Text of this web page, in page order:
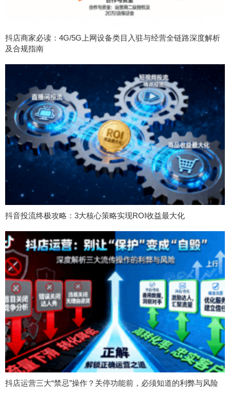
抖店商家必读：4G/5G上网设备类目入驻与经营全链路深度解析
及合规指南
抖音投流终极攻略：3大核心策略实现ROI收益最大化
抖店运营三大“禁忌”操作？关停功能前，必须知道的利弊与风险